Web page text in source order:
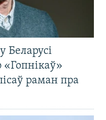
Беларусі
«Гопнікаў»
раман пра